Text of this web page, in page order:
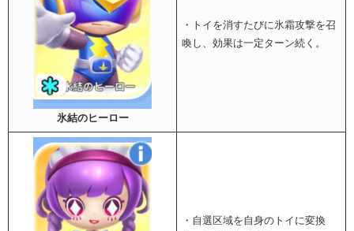
氷結のヒーロー
・トイを消すたびに氷霜攻撃を召
喚し、効果は一定ターン続く。
・自選区域を自身のトイに変換